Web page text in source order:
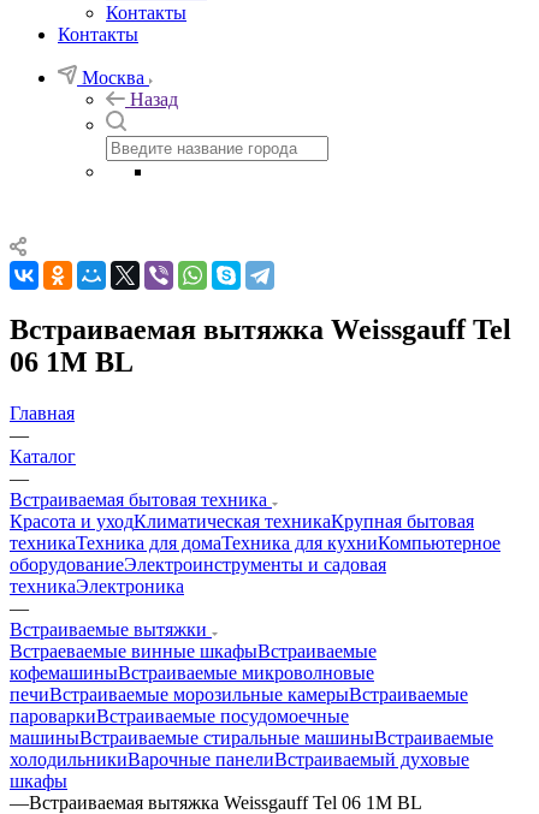
Контакты
Контакты
Москва
Назад
Встраиваемая вытяжка Weissgauff Tel
06 1M BL
Главная
—
Каталог
—
Встраиваемая бытовая техника
Красота и уходКлиматическая техникаКрупная бытовая
техникаТехника для домаТехника для кухниКомпьютерное
оборудованиеЭлектроинструменты и садовая
техникаЭлектроника
—
Встраиваемые вытяжки
Встраеваемые винные шкафыВстраиваемые
кофемашиныВстраиваемые микроволновые
печиВстраиваемые морозильные камерыВстраиваемые
пароваркиВстраиваемые посудомоечные
машиныВстраиваемые стиральные машиныВстраиваемые
холодильникиВарочные панелиВстраиваемый духовые
шкафы
—Встраиваемая вытяжка Weissgauff Tel 06 1M BL